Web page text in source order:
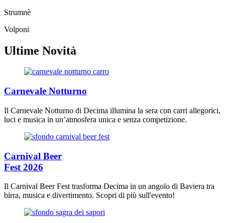
Strumnè
Volponi
Ultime Novità
Carnevale Notturno
Il Carnevale Notturno di Decima illumina la sera con carri allegorici,
luci e musica in un’atmosfera unica e senza competizione.
Carnival Beer
Fest 2026
Il Carnival Beer Fest trasforma Decima in un angolo di Baviera tra
birra, musica e divertimento. Scopri di più sull'evento!